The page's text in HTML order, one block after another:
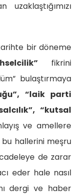
uzaklaştığımızı
bir döneme
fikrini
bulaştırmaya
“laik parti
“kutsal
ve amellere
hallerini meşru
de zarar
eder hale nasıl
dergi ve haber